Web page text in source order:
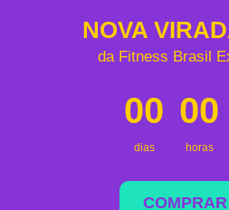
NOVA
da Fitness Brasil
00
dias
00
horas